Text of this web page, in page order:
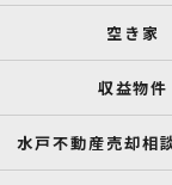
空き家
収益物件
水戸不動産売却相